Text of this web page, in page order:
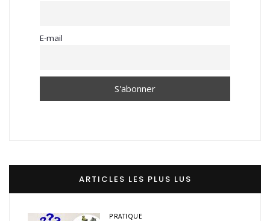
E-mail
ARTICLES LES PLUS LUS
PRATIQUE